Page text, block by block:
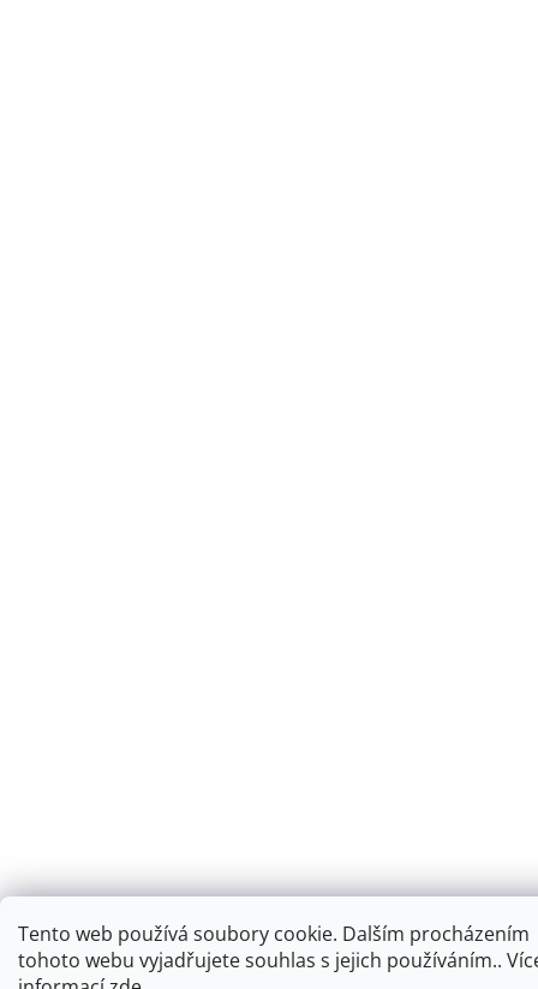
Tento web používá soubory cookie. Dalším procházením
tohoto webu vyjadřujete souhlas s jejich používáním..